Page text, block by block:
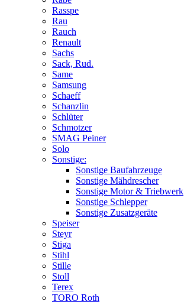
Rasspe
Rau
Rauch
Renault
Sachs
Sack, Rud.
Same
Samsung
Schaeff
Schanzlin
Schlüter
Schmotzer
SMAG Peiner
Solo
Sonstige:
Sonstige Baufahrzeuge
Sonstige Mähdrescher
Sonstige Motor & Triebwerk
Sonstige Schlepper
Sonstige Zusatzgeräte
Speiser
Steyr
Stiga
Stihl
Stille
Stoll
Terex
TORO Roth